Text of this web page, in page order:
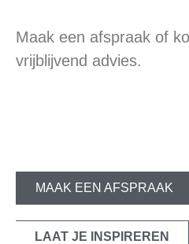
Maak een afspraak of
vrijblijvend advies.
MAAK EEN AFSPRAAK
LAAT JE INSPIREREN